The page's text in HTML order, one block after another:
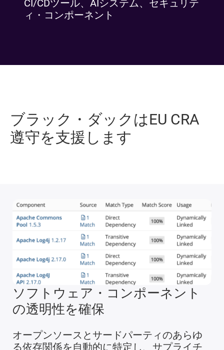
CI/CDツール、AIシステム、セキュリテ
ィ・コンポーネント
ブラック・ダックはEU CRA
遵守を支援します
ソフトウェア・コンポーネント
の透明性を確保
オープンソースとサードパーティのあらゆ
る依存関係を自動的に特定し、サプライチ